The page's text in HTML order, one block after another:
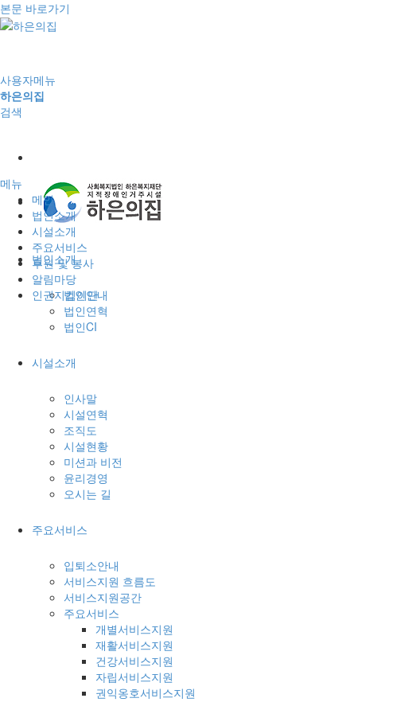
본문 바로가기
사용자메뉴
하은의집
검색
법인소개
법인안내
법인연혁
법인CI
시설소개
인사말
시설연혁
조직도
시설현황
미션과 비전
윤리경영
오시는 길
주요서비스
입퇴소안내
서비스지원 흐름도
서비스지원공간
주요서비스
개별서비스지원
재활서비스지원
건강서비스지원
자립서비스지원
권익옹호서비스지원
메뉴
메인
법인소개
시설소개
주요서비스
후원 및 봉사
알림마당
인권지킴이단